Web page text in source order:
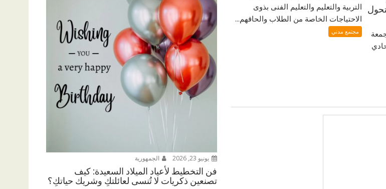
التربية والتعليم والتعليم الفنى بذوى
الاحتياجات الخاصة من الطلاب والحاقهم...
مجتمع مدني
يونيو 23, 2026 الجمهورية
فن التخطيط لأعياد الميلاد السعيدة: كيف
تصنعين ذكريات لا تُنسى لعائلتكِ وشريك حياتكِ؟